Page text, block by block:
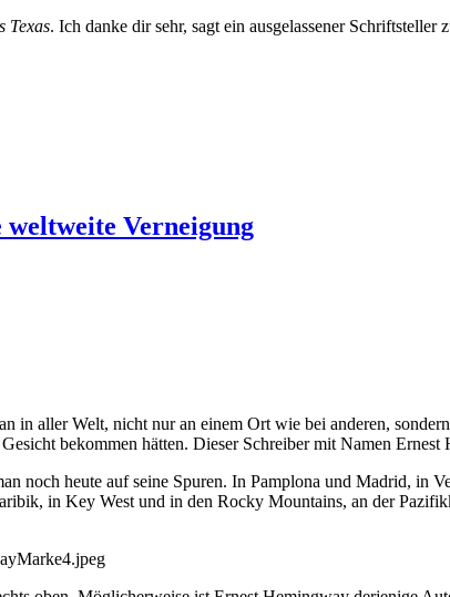
Texas. Ich danke dir sehr, sagt ein ausgelassener
Verneigung
in aller Welt, nicht nur an einem Ort wie bei anderen,
bekommen hätten. Dieser Schreiber mit Namen
noch heute auf seine Spuren. In Pamplona und Madrid,
in Key West und in den Rocky Mountains, an der